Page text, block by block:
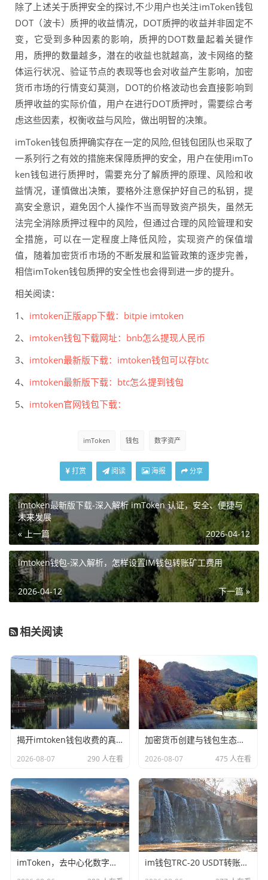
除了上述关于质押安全的探讨,不少用户也关注imToken钱包
DOT（波卡）质押的收益情况，DOT质押的收益并非固定不
变，它受到多种因素的影响，质押的DOT数量起着关键作
用，质押的数量越多，潜在的收益也就越高，波卡网络的整
体运行状况、验证节点的表现等也会对收益产生影响，加密
货币市场的行情变幻莫测，DOT的价格波动也会直接影响到
质押收益的实际价值，用户在进行DOT质押时，需要综合考
虑这些因素，权衡收益与风险，做出明智的决策。
imToken钱包质押确实存在一定的风险,但钱包团队也采取了
一系列行之有效的措施来保障质押的安全，用户在使用imTo
ken钱包进行质押时，需要充分了解质押的原理、风险和收
益情况，谨慎做出决策，要格外注意保护好自己的私钥，提
高安全意识，避免因个人操作不当而导致资产损失，虽然无
法完全消除质押过程中的风险，但通过合理的风险管理和安
全措施，可以在一定程度上降低风险，实现资产的保值增
值，随着加密货币市场的不断发展和监管政策的逐步完善，
相信imToken钱包质押的安全性也会得到进一步的提升。
相关阅读：
1、 imtoken正版app下载：bitpie imtoken
2、 imtoken钱包下载网址：bnb怎么提现人民币
3、 imtoken最新版下载：imtoken钱包可以存btc
4、 imtoken最新版下载：btc怎么提到钱包
5、 imtoken官网钱包下载：
imToken 钱包 数字资产
打赏 阅读 海报 分享
imtoken最新版下载-深入解析 imToken 认证，安全、便捷与
未来发展
« 上一篇
2026-04-12
imtoken钱包-深入解析，怎样设置IM钱包转账矿工费用
下一篇 »
2026-04-12
相关阅读
揭开imtoken钱包收费的真相，不是平台抽成，而是区块链网络的必要成本
2026-08-07 290 人在看
加密货币创建与钱包生态，imToken的价值与用户实践指南
2026-08-07 475 人在看
imToken，去中心化数字钱包的核心概念与行业价值解析 im钱包TRC-20 USDT转账失败？全方位排查与解决指南